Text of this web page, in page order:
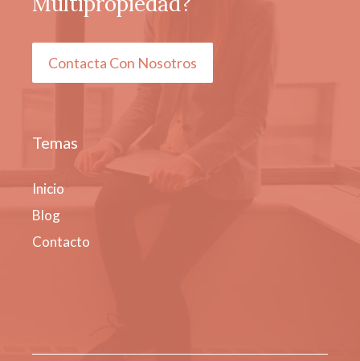
Contacta Con Nosotros
Temas
Inicio
Blog
Contacto